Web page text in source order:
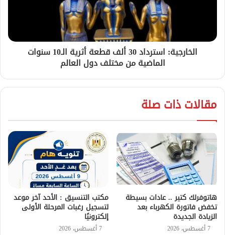
الخارجية: استرداد 30 ألف قطعة أثرية الـ10 سنوات
الماضية من مختلف دول العالم
مقالات ذات صلة
هاتوفرلك كتير .. عادات بسيطة
تخفض فاتورة الكهرباء بعد
الزيادة الجديدة
7 أغسطس، 2026
مكتب التنسيق : الأحد آخر موعد
لتسجيل رغبات المرحلة الأولى
إلكترونيًا
7 أغسطس، 2026